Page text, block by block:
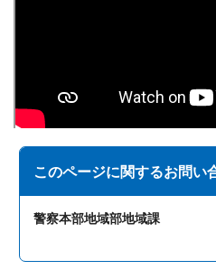
このページに関するお問い
警察本部地域部地域課